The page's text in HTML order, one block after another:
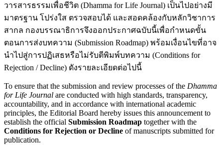
วารสารธรรมเพื่อชีวิต (Dhamma for Life Journal) เป็นไปอย่างมี
มาตรฐาน โปร่งใส ตรวจสอบได้ และสอดคล้องกับหลักวิชาการ
สากล กองบรรณาธิการจึงออกประกาศฉบับนี้เพื่อกำหนดขั้น
ตอนการส่งบทความ (Submission Roadmap) พร้อมเงื่อนไขที่อาจ
นำไปสู่การปฏิเสธหรือไม่รับตีพิมพ์บทความ (Conditions for
Rejection / Decline) ดังรายละเอียดต่อไปนี้
To ensure that the submission and review processes of the Dhamma
for Life Journal are conducted with high standards, transparency,
accountability, and in accordance with international academic
principles, the Editorial Board hereby issues this announcement to
establish the official Submission Roadmap together with the
Conditions for Rejection or Decline of manuscripts submitted for
publication.